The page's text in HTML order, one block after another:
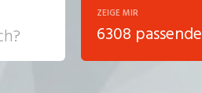
ZEIGE MIR
6308